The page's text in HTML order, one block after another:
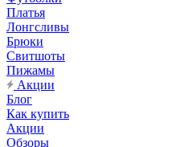
Платья
Лонгсливы
Брюки
Свитшоты
Пижамы
Акции
Блог
Как купить
Акции
Обзоры